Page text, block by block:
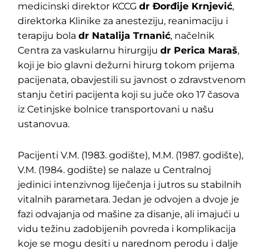
medicinski direktor KCCG dr Đorđije Krnjević,
direktorka Klinike za anesteziju, reanimaciju i
terapiju bola dr Natalija Trnanić, načelnik
Centra za vaskularnu hirurgiju dr Perica Maraš,
koji je bio glavni dežurni hirurg tokom prijema
pacijenata, obavjestili su javnost o zdravstvenom
stanju četiri pacijenta koji su juče oko 17 časova
iz Cetinjske bolnice transportovani u našu
ustanovua.
Pacijenti V.M. (1983. godište), M.M. (1987. godište),
V.M. (1984. godište) se nalaze u Centralnoj
jedinici intenzivnog liječenja i jutros su stabilnih
vitalnih parametara. Jedan je odvojen a dvoje je
fazi odvajanja od mašine za disanje, ali imajući u
vidu težinu zadobijenih povreda i komplikacija
koje se mogu desiti u narednom perodu i dalje